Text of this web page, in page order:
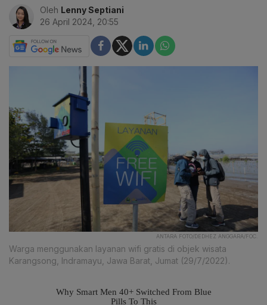
Oleh Lenny Septiani
26 April 2024, 20:55
ANTARA FOTO/DEDHEZ ANGGARA/FOC.
Warga menggunakan layanan wifi gratis di objek wisata
Karangsong, Indramayu, Jawa Barat, Jumat (29/7/2022).